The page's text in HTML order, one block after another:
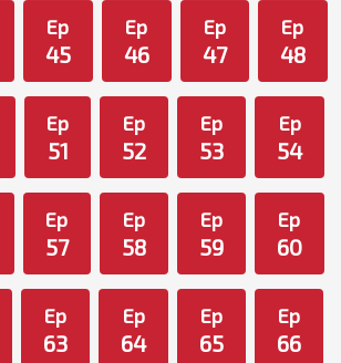
Ep
45
Ep
46
Ep
47
Ep
48
Ep
51
Ep
52
Ep
53
Ep
54
Ep
57
Ep
58
Ep
59
Ep
60
Ep
63
Ep
64
Ep
65
Ep
66